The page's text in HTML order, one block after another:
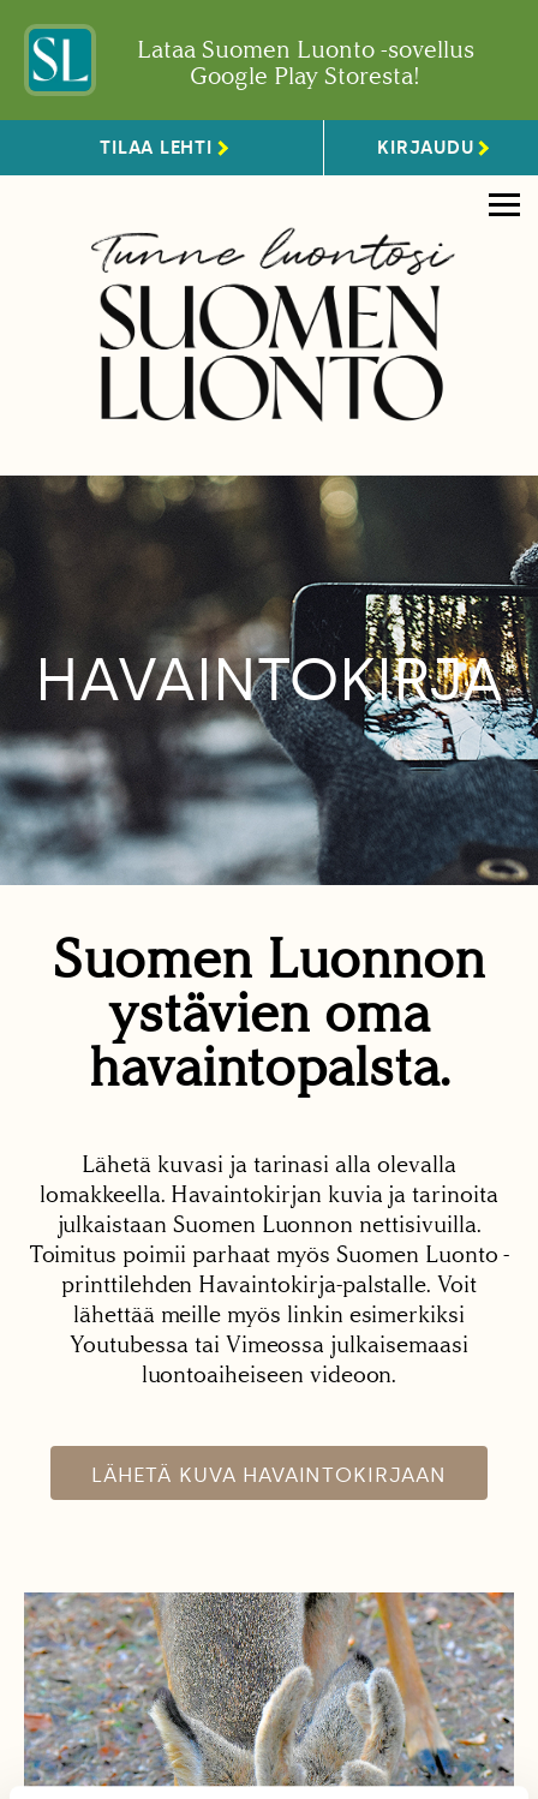
Lataa Suomen Luonto -sovellus
Google Play Storesta!
TILAA LEHTI KIRJAUDU
HAVAINTOKIRJA
Suomen Luonnon
ystävien oma
havaintopalsta.
Lähetä kuvasi ja tarinasi alla olevalla
lomakkeella. Havaintokirjan kuvia ja tarinoita
julkaistaan Suomen Luonnon nettisivuilla.
Toimitus poimii parhaat myös Suomen Luonto -
printtilehden Havaintokirja-palstalle. Voit
lähettää meille myös linkin esimerkiksi
Youtubessa tai Vimeossa julkaisemaasi
luontoaiheiseen videoon.
LÄHETÄ KUVA HAVAINTOKIRJAAN